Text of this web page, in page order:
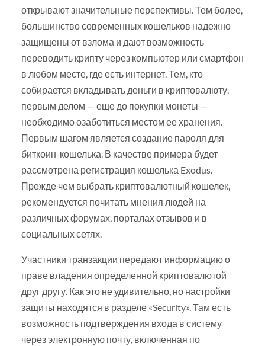
открывают значительные перспективы. Тем более,
большинство современных кошельков надежно
защищены от взлома и дают возможность
переводить крипту через компьютер или смартфон
в любом месте, где есть интернет. Тем, кто
собирается вкладывать деньги в криптовалюту,
первым делом — еще до покупки монеты —
необходимо озаботиться местом ее хранения.
Первым шагом является создание пароля для
биткоин-кошелька. В качестве примера будет
рассмотрена регистрация кошелька Exodus.
Прежде чем выбрать криптовалютный кошелек,
рекомендуется почитать мнения людей на
различных форумах, порталах отзывов и в
социальных сетях.
Участники транзакции передают информацию о
праве владения определенной криптовалютой
друг другу. Как это не удивительно, но настройки
защиты находятся в разделе «Security». Там есть
возможность подтверждения входа в систему
через электронную почту, включенная по